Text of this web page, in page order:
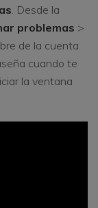
. Desde la
problemas >
de la cuenta
cuando te
la ventana